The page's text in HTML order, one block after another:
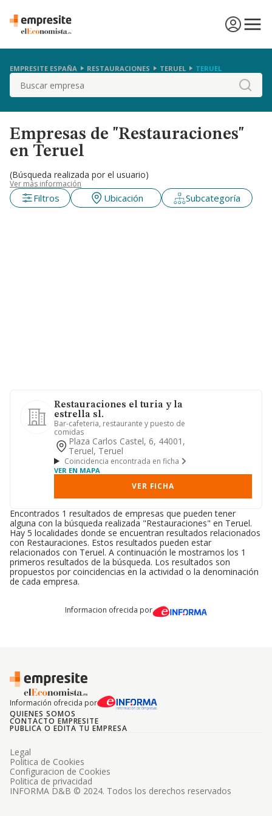
EMPRESITE ESPAÑA RESTAURACIONES TERUEL TERUEL
Buscar
Empresas de "Restauraciones"
en Teruel
(Búsqueda realizada por el usuario)
Ver más información
Filtros Ubicación Subcategoría
Restauraciones el turia y la
estrella sl.
Bar-cafeteria, restaurante y puesto de
comidas
Plaza Carlos Castel, 6, 44001,
Teruel, Teruel
Coincidencia encontrada en ficha
VER EN MAPA
VER FICHA
Encontrados 1 resultados de empresas que pueden tener
alguna con la búsqueda realizada "Restauraciones" en Teruel.
Hay 5 localidades donde se encuentran resultados relacionados
con Restauraciones. Estos resultados pueden estar
relacionados con Teruel. A continuación le mostramos los 1
primeros resultados de la búsqueda. Los resultados son
propuestos por coincidencias en la actividad o la denominación
de cada empresa.
Informacion ofrecida por
Información ofrecida por
QUIENES SOMOS
CONTACTO EMPRESITE
PUBLICA O EDITA TU EMPRESA
INFORMA D&B © 2024. Todos los derechos reservados
Legal
Politica de Cookies
Configuracion de Cookies
Politica de privacidad